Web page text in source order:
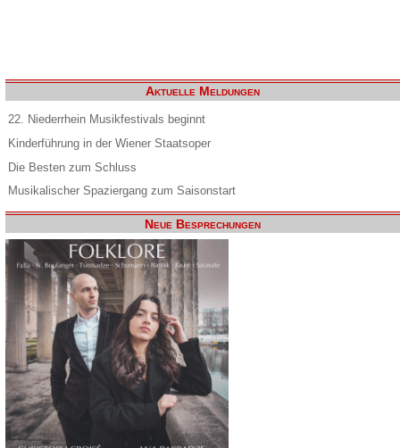
Aktuelle Meldungen
22. Niederrhein Musikfestivals beginnt
Kinderführung in der Wiener Staatsoper
Die Besten zum Schluss
Musikalischer Spaziergang zum Saisonstart
Neue Besprechungen